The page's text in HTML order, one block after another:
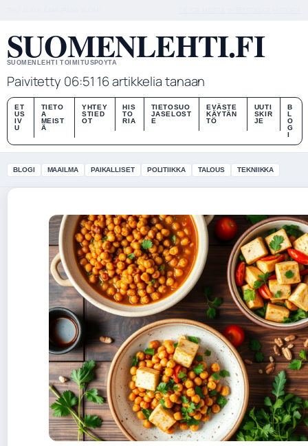
SUOMENLEHTI.FI
SUOMENLEHTI TOIMITUSPOYTA
Paivitetty 06:51 16 artikkelia tanaan
ET
US
IV
U
TIETO
A
MEIST
Ä
YHTEY
STIED
OT
HIS
TO
RIA
TIETOSUO
JASELOST
E
EVÄSTE
KÄYTÄN
TÖ
UUTI
SKIR
JE
B
L
O
G
I
BLOGI MAAILMA PAIKALLISET POLITIIKKA TALOUS TEKNIIKKA